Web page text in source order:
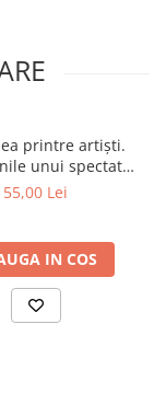
Nadia
printre artiști.
unui spectator
fidel
55,00 Lei
IN COS